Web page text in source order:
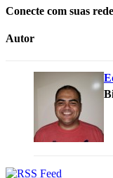
Conecte com suas
Autor